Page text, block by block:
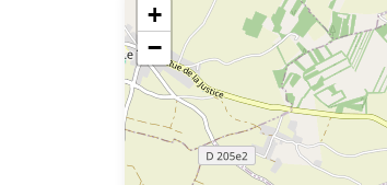
+
−